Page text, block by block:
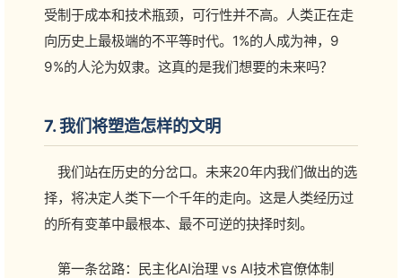
受制于成本和技术瓶颈，可行性并不高。人类正在走
向历史上最极端的不平等时代。1%的人成为神，9
9%的人沦为奴隶。这真的是我们想要的未来吗？
7. 我们将塑造怎样的文明
我们站在历史的分岔口。未来20年内我们做出的选
择，将决定人类下一个千年的走向。这是人类经历过
的所有变革中最根本、最不可逆的抉择时刻。
第一条岔路：民主化AI治理 vs AI技术官僚体制